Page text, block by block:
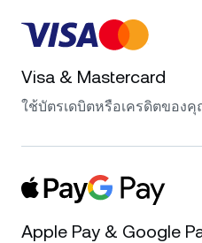
Visa & Mastercard
ใช้บัตรเดบิตหรือเครดิตของ
Apple Pay & Google